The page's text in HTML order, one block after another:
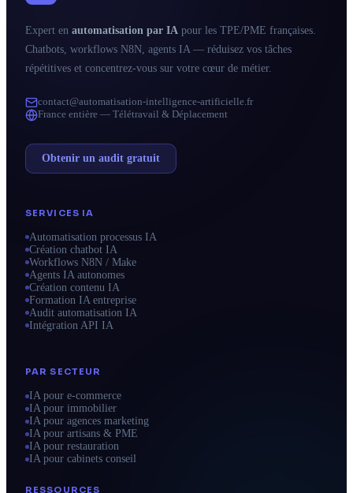
Expert en automatisation par IA pour les TPE/PME françaises.
Chatbots, workflows N8N, agents IA — réduisez vos tâches
répétitives et concentrez-vous sur votre cœur de métier.
contact@automatisation-intelligence-artificielle.fr
France entière — Télétravail & Déplacement
Obtenir un audit gratuit
SERVICES IA
Automatisation processus IA
Création chatbot IA
Workflows N8N / Make
Agents IA autonomes
Création contenu IA
Formation IA entreprise
Audit automatisation IA
Intégration API IA
PAR SECTEUR
IA pour e-commerce
IA pour immobilier
IA pour agences marketing
IA pour artisans & PME
IA pour restauration
IA pour cabinets conseil
RESSOURCES